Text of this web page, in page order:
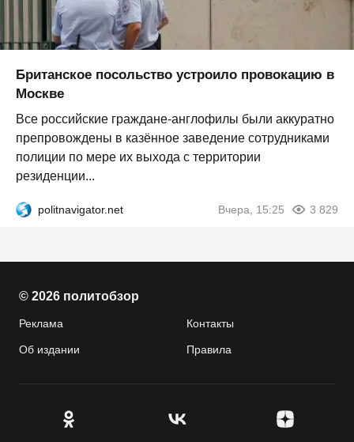
Британское посольство устроило провокацию в
Москве
Все российские граждане-англофилы были аккуратно
препровождены в казённое заведение сотрудниками
полиции по мере их выхода с территории
резиденции...
politnavigator.net Вчера, 15:25 3 829
© 2026 политобзор
Реклама Контакты
Об издании Правила